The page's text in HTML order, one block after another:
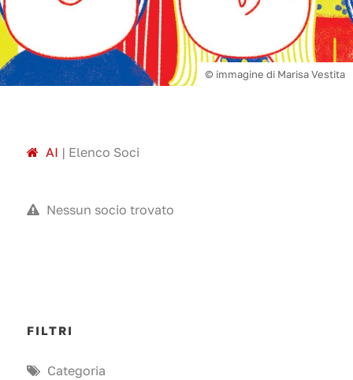
© immagine di Marisa Vestita
AI | Elenco Soci
Nessun socio trovato
FILTRI
Categoria